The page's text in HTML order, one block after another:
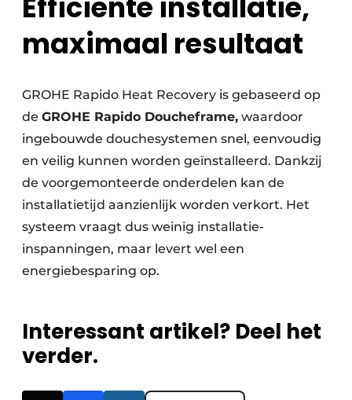
maximaal resultaat
GROHE Rapido Heat Recovery is gebaseerd op
de GROHE Rapido Doucheframe, waardoor
ingebouwde douchesystemen snel, eenvoudig
en veilig kunnen worden geïnstalleerd. Dankzij
de voorgemonteerde onderdelen kan de
installatietijd aanzienlijk worden verkort. Het
systeem vraagt dus weinig installatie-
inspanningen, maar levert wel een
energiebesparing op.
Interessant artikel? Deel het
verder.